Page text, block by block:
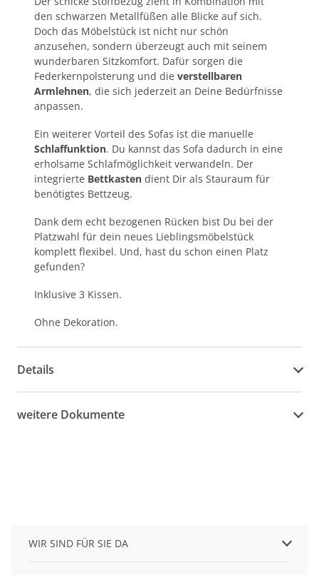
den schwarzen Metallfüßen alle Blicke auf sich.
Doch das Möbelstück ist nicht nur schön
anzusehen, sondern überzeugt auch mit seinem
wunderbaren Sitzkomfort. Dafür sorgen die
Federkernpolsterung und die verstellbaren
Armlehnen, die sich jederzeit an Deine Bedürfnisse
anpassen.
Ein weiterer Vorteil des Sofas ist die manuelle
Schlaffunktion. Du kannst das Sofa dadurch in eine
erholsame Schlafmöglichkeit verwandeln. Der
integrierte Bettkasten dient Dir als Stauraum für
benötigtes Bettzeug.
Dank dem echt bezogenen Rücken bist Du bei der
Platzwahl für dein neues Lieblingsmöbelstück
komplett flexibel. Und, hast du schon einen Platz
gefunden?
Inklusive 3 Kissen.
Ohne Dekoration.
Details
weitere Dokumente
WIR SIND FÜR SIE DA